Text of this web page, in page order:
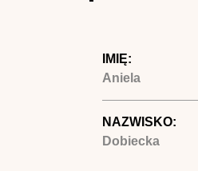
IMIĘ:
Aniela
NAZWISKO:
Dobiecka